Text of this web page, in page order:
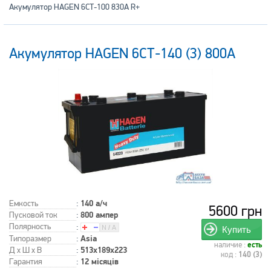
Акумулятор HAGEN 6СТ-100 830A R+
Акумулятор HAGEN 6СТ-140 (3) 800A
Емкость : 140 а/ч
Пусковой ток : 800 ампер
Полярность
:
Типоразмер
: Asia
Д x Ш x В : 513x189x223
Гарантия : 12 місяців
5600 грн
Купить
наличие : есть
код : 140 (3)